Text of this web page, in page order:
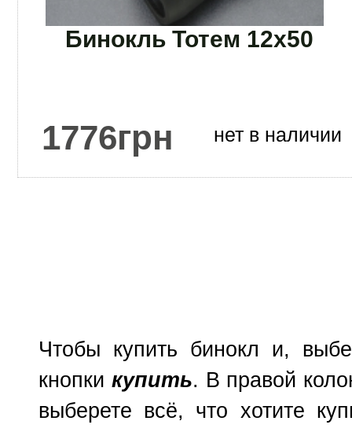
Бинокль Тотем 12x50
1776грн нет в наличии
Чтобы купить бинокл и,
кнопки купить. В правой
выберете всё, что хотите